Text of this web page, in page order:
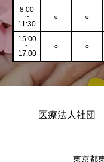
8:00
~
11:30
○ ○
15:00
~
17:00
○ ○
医療法人社
東京都